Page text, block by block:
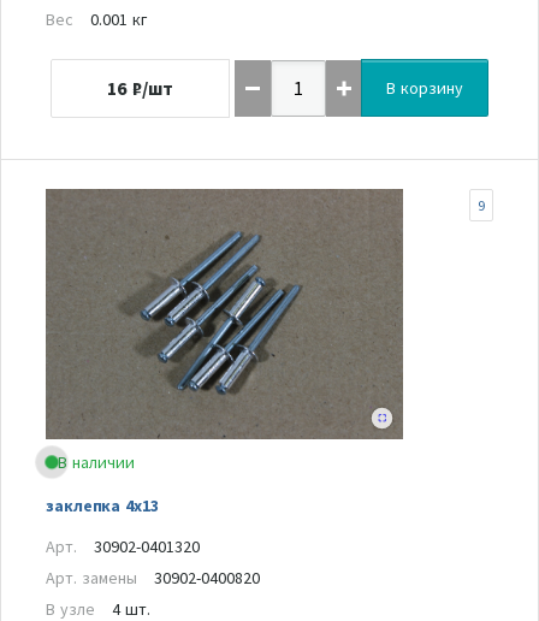
Вес
0.001 кг
16 ₽/шт В корзину
В наличии
заклепка 4х13
9
Арт.
30902-0401320
Арт. замены
30902-0400820
В узле
4 шт.